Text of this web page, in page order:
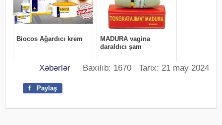
Xəbərlər Baxılıb: 1670 Tarix: 21 may 2024
f Paylaş